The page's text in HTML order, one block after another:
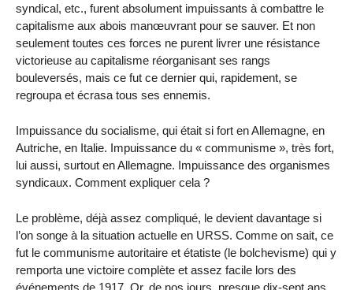
syndical, etc., furent absolument impuissants à combattre le
capitalisme aux abois manœuvrant pour se sauver. Et non
seulement toutes ces forces ne purent livrer une résistance
victorieuse au capitalisme réorganisant ses rangs
bouleversés, mais ce fut ce dernier qui, rapidement, se
regroupa et écrasa tous ses ennemis.
Impuissance du socialisme, qui était si fort en Allemagne, en
Autriche, en Italie. Impuissance du « communisme », très fort,
lui aussi, surtout en Allemagne. Impuissance des organismes
syndicaux. Comment expliquer cela ?
Le problème, déjà assez compliqué, le devient davantage si
l’on songe à la situation actuelle en URSS. Comme on sait, ce
fut le communisme autoritaire et étatiste (le bolchevisme) qui y
remporta une victoire complète et assez facile lors des
événements de 1917. Or, de nos jours, presque dix-sept ans